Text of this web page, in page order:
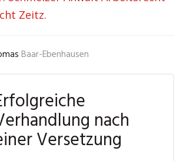
Zeitz.
Baar-Ebenhausen
nach
Versetzung